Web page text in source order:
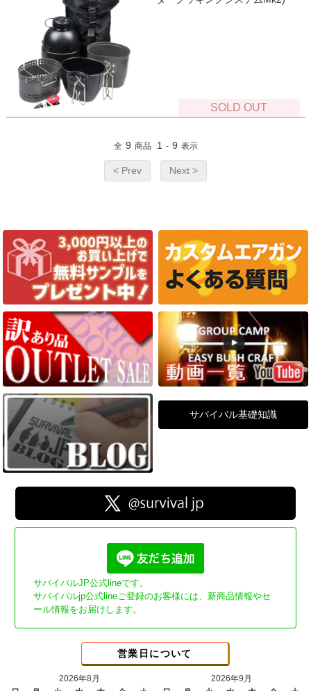
SOLD OUT
全 9 商品 1 - 9 表示
< Prev Next >
サバイバル基礎知識
サバイバルJP公式lineです。
サバイバルjp公式lineご登録のお客様には、新商品情報やセ
ール情報をお届けします。
営業日について
2026年8月
2026年9月